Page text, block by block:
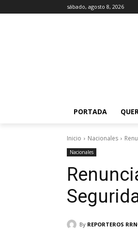
sábado, agosto 8, 2026
PORTADA
Inicio Nacionales
Nacionales
By REPORTEROS